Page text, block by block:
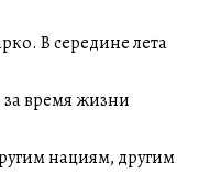
В середине лета
за время жизни
нациям, другим